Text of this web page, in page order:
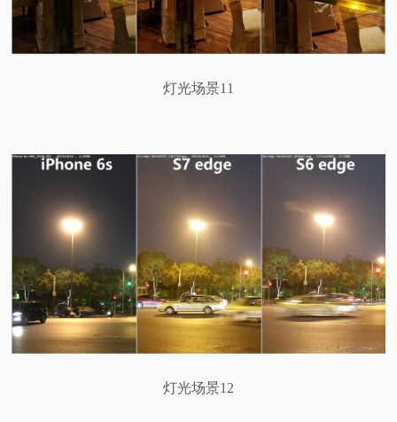
灯光场景11
灯光场景12